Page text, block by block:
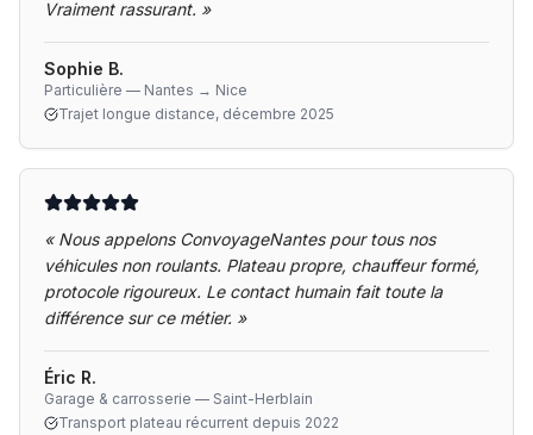
Vraiment rassurant. »
Sophie B.
Particulière — Nantes → Nice
Trajet longue distance, décembre 2025
« Nous appelons ConvoyageNantes pour tous nos
véhicules non roulants. Plateau propre, chauffeur formé,
protocole rigoureux. Le contact humain fait toute la
différence sur ce métier. »
Éric R.
Garage & carrosserie — Saint-Herblain
Transport plateau récurrent depuis 2022